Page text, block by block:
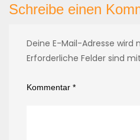
Schreibe einen
Deine E-Mail-Adresse
Erforderliche Felder sind mit
Kommentar *